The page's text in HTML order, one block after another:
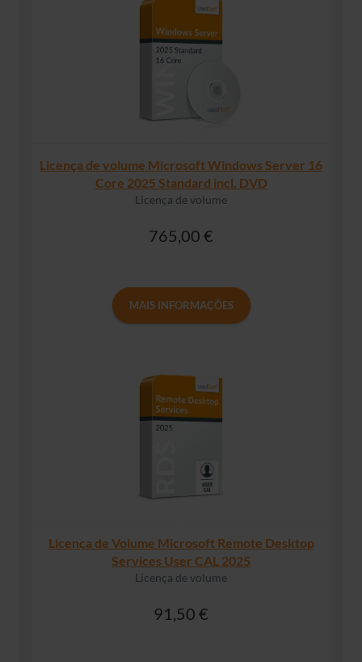
Licença de volume Microsoft Windows Server 16
Core 2025 Standard incl. DVD
Licença de volume
765,00 €
MAIS INFORMAÇÕES
Licença de Volume Microsoft Remote Desktop
Services User CAL 2025
Licença de volume
91,50 €